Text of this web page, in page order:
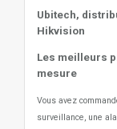
Ubitech,
Hikvision
Les meilleurs
mesure
Vous avez
surveillance, une